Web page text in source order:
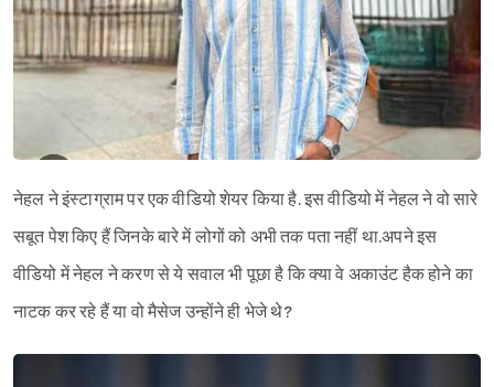
Sign in
नेहल ने इंस्टाग्राम पर एक वीडियो शेयर किया है. इस वीडियो में नेहल ने वो सारे
सबूत पेश किए हैं जिनके बारे में लोगों को अभी तक पता नहीं था.अपने इस
वीडियो में नेहल ने करण से ये सवाल भी पूछा है कि क्या वे अकाउंट हैक होने का
नाटक कर रहे हैं या वो मैसेज उन्होंने ही भेजे थे?